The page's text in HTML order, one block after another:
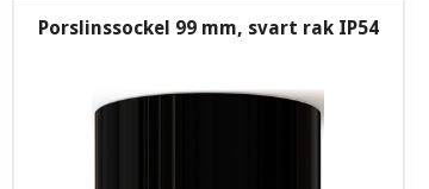
Porslinssockel 99 mm, svart rak IP54